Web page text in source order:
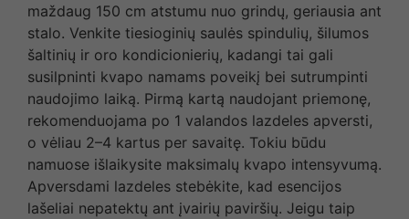
maždaug 150 cm atstumu nuo grindų, geriausia ant
stalo. Venkite tiesioginių saulės spindulių, šilumos
šaltinių ir oro kondicionierių, kadangi tai gali
susilpninti kvapo namams poveikį bei sutrumpinti
naudojimo laiką. Pirmą kartą naudojant priemonę,
rekomenduojama po 1 valandos lazdeles apversti,
o vėliau 2–4 kartus per savaitę. Tokiu būdu
namuose išlaikysite maksimalų kvapo intensyvumą.
Apversdami lazdeles stebėkite, kad esencijos
lašeliai nepatektų ant įvairių paviršių. Jeigu taip